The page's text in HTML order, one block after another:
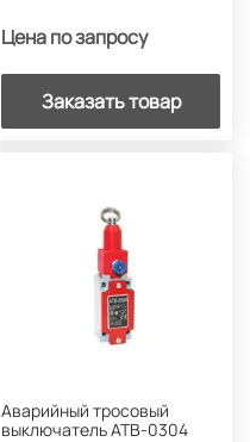
Цена по запросу
Заказать товар
Аварийный тросовый
выключатель АТВ-0304